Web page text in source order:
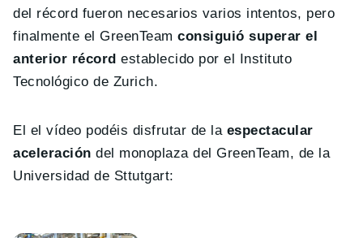
del récord fueron necesarios varios intentos, pero
finalmente el GreenTeamconsiguió superar el
anterior récord establecido por el Instituto
Tecnológico de Zurich.
El el vídeo podéis disfrutar de la espectacular
aceleración del monoplaza del GreenTeam, de la
Universidad de Sttutgart: